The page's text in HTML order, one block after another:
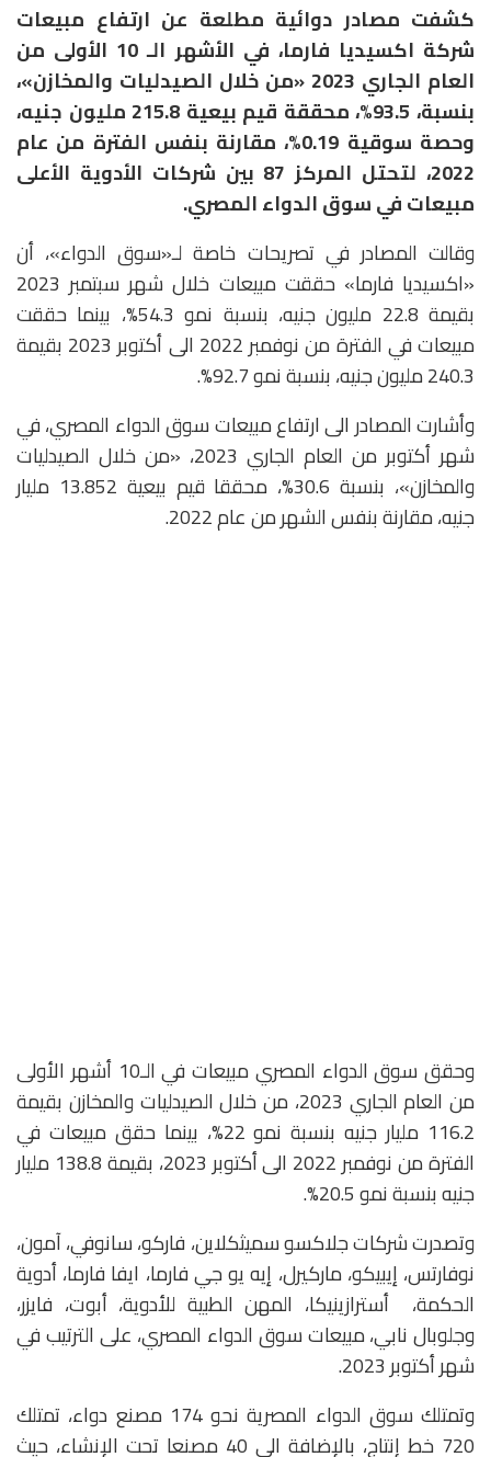
كشفت مصادر دوائية مطلعة عن ارتفاع مبيعات
شركة اكسيديا فارما، في الأشهر الـ 10 الأولى من
العام الجاري 2023 «من خلال الصيدليات والمخازن»،
بنسبة، 93.5%، محققة قيم بيعية 215.8 مليون جنيه،
وحصة سوقية 0.19%، مقارنة بنفس الفترة من عام
2022، لتحتل المركز 87 بين شركات الأدوية الأعلى
مبيعات في سوق الدواء المصري.
وقالت المصادر في تصريحات خاصة لـ«سوق الدواء»، أن
«اكسيديا فارما» حققت مبيعات خلال شهر سبتمبر 2023
بقيمة 22.8 مليون جنيه، بنسبة نمو 54.3%، بينما حققت
مبيعات في الفترة من نوفمبر 2022 الى أكتوبر 2023 بقيمة
240.3 مليون جنيه، بنسبة نمو 92.7%.
وأشارت المصادر الى ارتفاع مبيعات سوق الدواء المصري، في
شهر أكتوبر من العام الجاري 2023، «من خلال الصيدليات
والمخازن»، بنسبة 30.6%، محققا قيم بيعية 13.852 مليار
جنيه، مقارنة بنفس الشهر من عام 2022.
وحقق سوق الدواء المصري مبيعات في الـ10 أشهر الأولى
من العام الجاري 2023، من خلال الصيدليات والمخازن بقيمة
116.2 مليار جنيه بنسبة نمو 22%، بينما حقق مبيعات في
الفترة من نوفمبر 2022 الى أكتوبر 2023، بقيمة 138.8 مليار
جنيه بنسبة نمو 20.5%.
وتصدرت شركات جلاكسو سميثكلاين، فاركو، سانوفي، آمون،
نوفارتس، إيبيكو، ماركيرل، إيه يو جي فارما، ايفا فارما، أدوية
الحكمة، أسترازينيكا، المهن الطبية للأدوية، أبوت، فايزر،
وجلوبال نابي، مبيعات سوق الدواء المصري، على الترتيب في
شهر أكتوبر 2023.
وتمتلك سوق الدواء المصرية نحو 174 مصنع دواء، تمتلك
720 خط إنتاج، بالإضافة الى 40 مصنعا تحت الإنشاء، حيث